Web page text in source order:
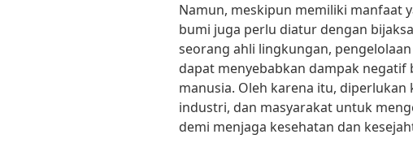
Namun, meskipun memiliki manfaat
bumi juga perlu diatur dengan
seorang ahli lingkungan,
dapat menyebabkan dampak
manusia. Oleh karena itu,
industri, dan masyarakat untuk
demi menjaga kesehatan dan